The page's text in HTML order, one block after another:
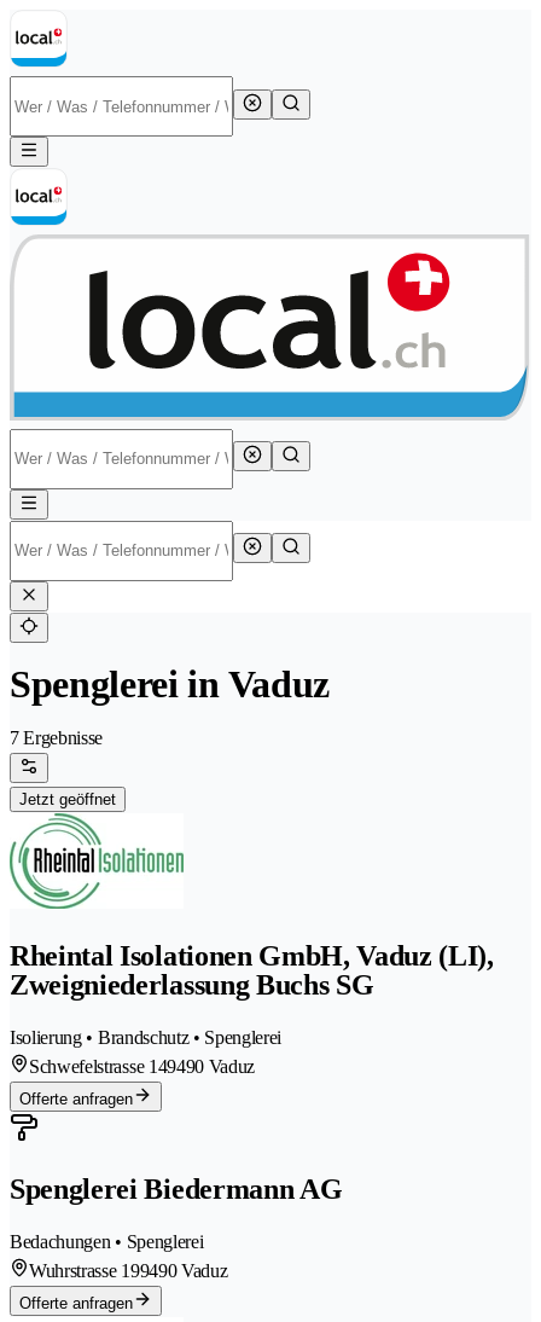
Spenglerei in Vaduz
7 Ergebnisse
Jetzt geöffnet
Rheintal Isolationen GmbH, Vaduz (LI),
Zweigniederlassung Buchs SG
Isolierung • Brandschutz • Spenglerei
Schwefelstrasse 149490 Vaduz
Offerte anfragen
Spenglerei Biedermann AG
Bedachungen • Spenglerei
Wuhrstrasse 199490 Vaduz
Offerte anfragen